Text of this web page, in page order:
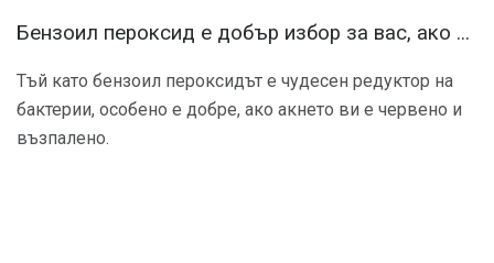
Бензоил пероксид е добър избор за вас, ако ...
Тъй като бензоил пероксидът е чудесен редуктор на
бактерии, особено е добре, ако акнето ви е червено и
възпалено.